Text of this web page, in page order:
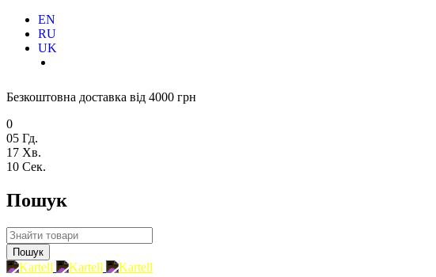
EN
RU
UK
Безкоштовна доставка від 4000 грн
0
05 Гд.
17 Хв.
09 Сек.
Пошук